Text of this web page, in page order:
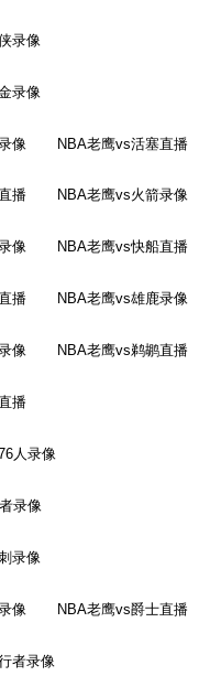
录像
录像
像 NBA老鹰vs活塞直播
播 NBA老鹰vs火箭录像
像 NBA老鹰vs快船直播
播 NBA老鹰vs雄鹿录像
像 NBA老鹰vs鹈鹕直播
播
人录像
录像
录像
像 NBA老鹰vs爵士直播
者录像